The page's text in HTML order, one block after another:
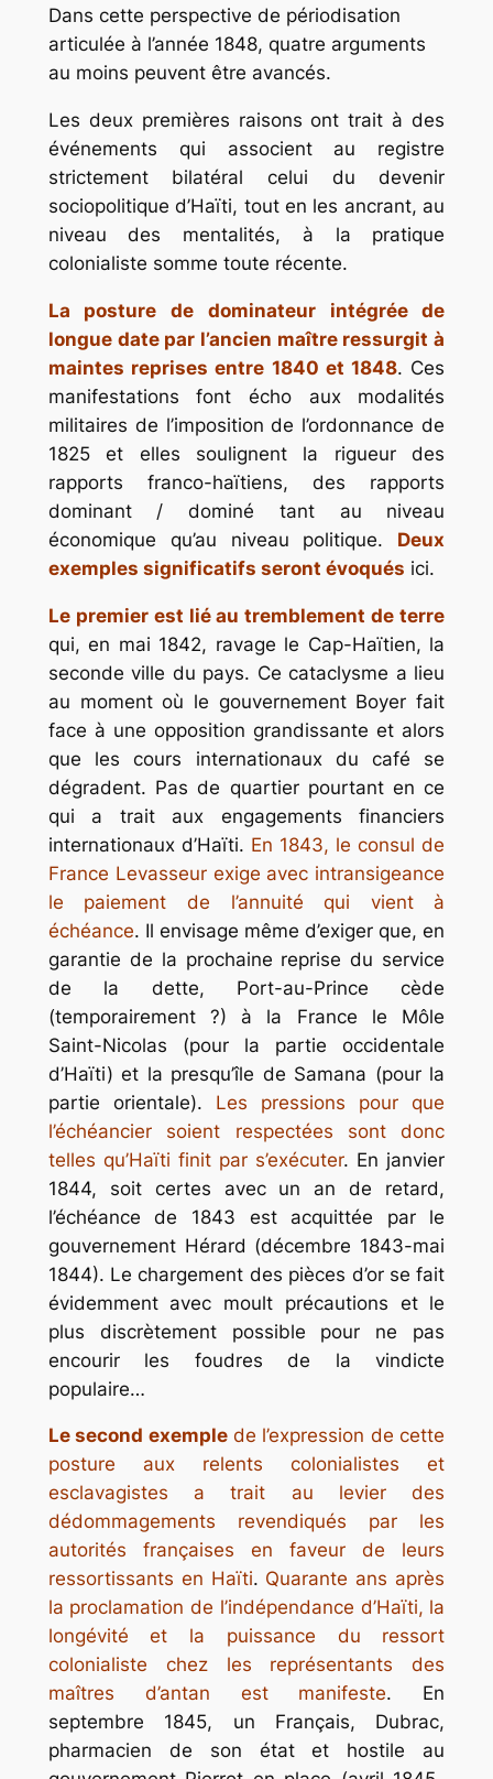
Dans cette perspective de périodisation
articulée à l’année 1848, quatre arguments
au moins peuvent être avancés.
Les deux premières raisons ont trait à des
événements qui associent au registre
strictement bilatéral celui du devenir
sociopolitique d’Haïti, tout en les ancrant, au
niveau des mentalités, à la pratique
colonialiste somme toute récente.
La posture de dominateur intégrée de
longue date par l’ancien maître ressurgit à
maintes reprises entre 1840 et 1848. Ces
manifestations font écho aux modalités
militaires de l’imposition de l’ordonnance de
1825 et elles soulignent la rigueur des
rapports franco-haïtiens, des rapports
dominant / dominé tant au niveau
économique qu’au niveau politique. Deux
exemples significatifs seront évoqués ici.
Le premier est lié au tremblement de terre
qui, en mai 1842, ravage le Cap-Haïtien, la
seconde ville du pays. Ce cataclysme a lieu
au moment où le gouvernement Boyer fait
face à une opposition grandissante et alors
que les cours internationaux du café se
dégradent. Pas de quartier pourtant en ce
qui a trait aux engagements financiers
internationaux d’Haïti. En 1843, le consul de
France Levasseur exige avec intransigeance
le paiement de l’annuité qui vient à
échéance. Il envisage même d’exiger que, en
garantie de la prochaine reprise du service
de la dette, Port-au-Prince cède
(temporairement ?) à la France le Môle
Saint-Nicolas (pour la partie occidentale
d’Haïti) et la presqu’île de Samana (pour la
partie orientale). Les pressions pour que
l’échéancier soient respectées sont donc
telles qu’Haïti finit par s’exécuter. En janvier
1844, soit certes avec un an de retard,
l’échéance de 1843 est acquittée par le
gouvernement Hérard (décembre 1843-mai
1844). Le chargement des pièces d’or se fait
évidemment avec moult précautions et le
plus discrètement possible pour ne pas
encourir les foudres de la vindicte
populaire…
Le second exemple de l’expression de cette
posture aux relents colonialistes et
esclavagistes a trait au levier des
dédommagements
revendiqués par les
autorités françaises en faveur de leurs
ressortissants en Haïti. Quarante ans après
la proclamation de l’indépendance d’Haïti, la
longévité et la puissance du ressort
colonialiste chez les représentants des
maîtres d’antan est manifeste. En
septembre 1845, un Français, Dubrac,
pharmacien de son état et hostile au